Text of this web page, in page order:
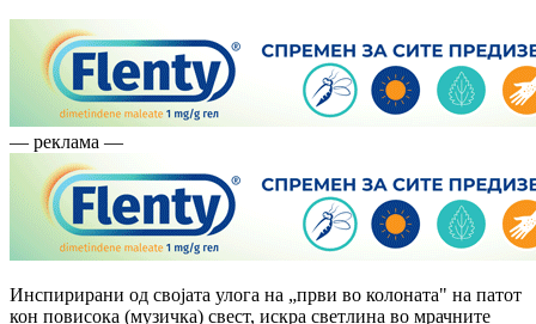
— реклама —
Инспирирани од својата улога на „први во колоната" на патот
кон повисока (музичка) свест, искра светлина во мрачните